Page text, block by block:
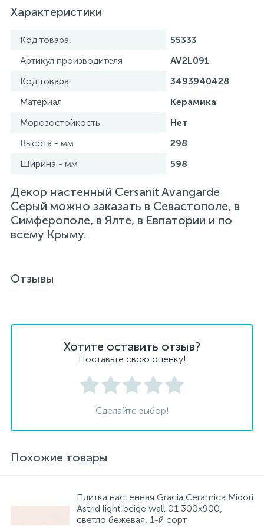
Характеристики
Код товара
55333
Артикул производителя
AV2L091
Код товара
3493940428
Материал
Керамика
Морозостойкость
Нет
Высота - мм
298
Ширина - мм
598
Декор настенный Cersanit Avangarde
Серый можно заказать в Севастополе, в
Симферополе, в Ялте, в Евпатории и по
всему Крыму.
Отзывы
Хотите оставить отзыв?
Поставьте свою оценку!
Сделайте выбор!
Похожие товары
Плитка настенная Gracia Ceramica Midori
Astrid light beige wall 01 300x900,
светло бежевая, 1-й сорт